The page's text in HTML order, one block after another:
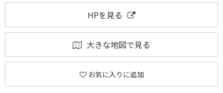
HPを見る
大きな地図で見る
お気に入りに追加